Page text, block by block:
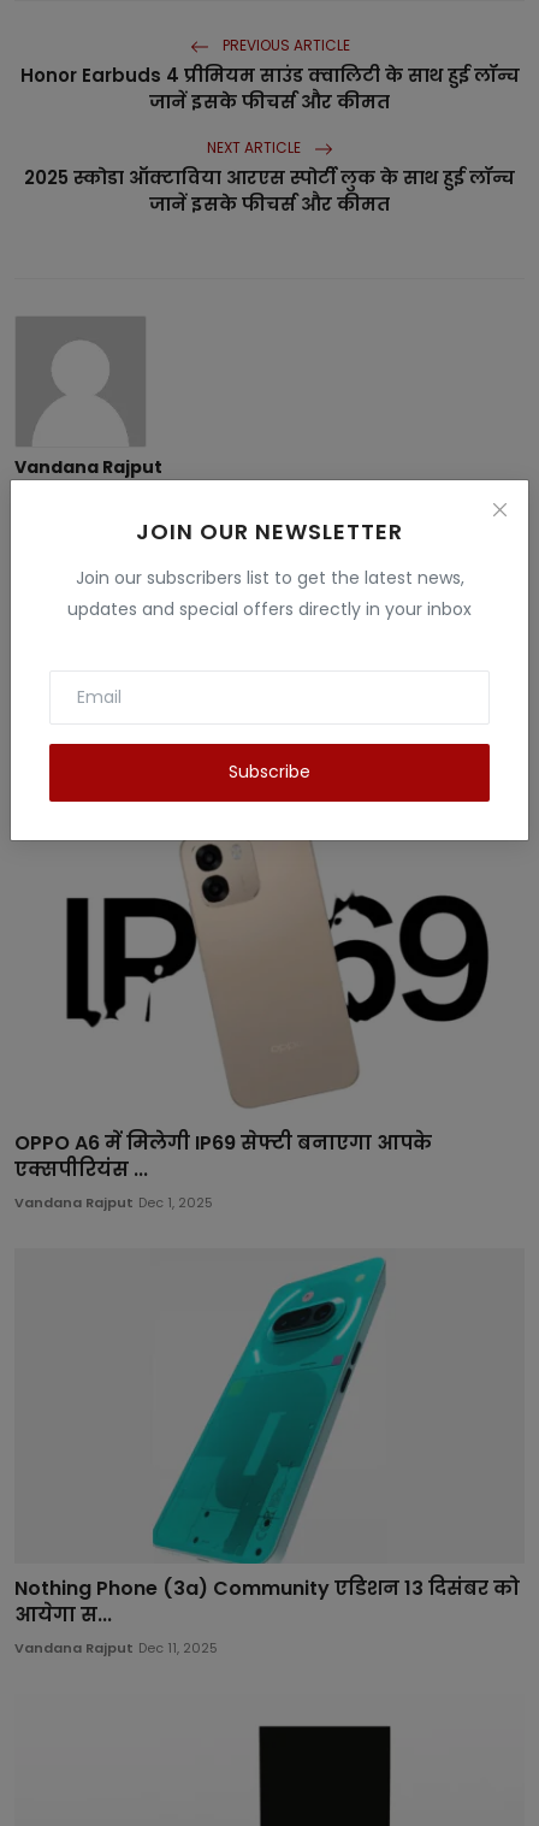
JOIN OUR NEWSLETTER
Join our subscribers list to get the latest news,
updates and special offers directly in your inbox
Subscribe
PREVIOUS ARTICLE
Honor Earbuds 4 प्रीमियम साउंड क्वालिटी के साथ हुई लॉन्च
जानें इसके फीचर्स और कीमत
NEXT ARTICLE
2025 स्कोडा ऑक्टाविया आरएस स्पोर्टी लुक के साथ हुई लॉन्च
जानें इसके फीचर्स और कीमत
Vandana Rajput
My name is Vandana Raghav. I live in Jodhpur. I have done
B.Sc. , B.ed and M.Sc. I like to give information related to tech
than 5 years experience in this field.
Related Posts
OPPO A6 में मिलेगी IP69 सेफ्टी बनाएगा आपके
एक्सपीरियंस ...
Vandana Rajput Dec 1, 2025
Nothing Phone (3a) Community एडिशन 13 दिसंबर को
आयेगा स...
Vandana Rajput Dec 11, 2025